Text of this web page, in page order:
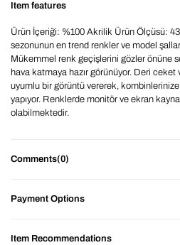
Item features
Ürün İçeriği: %100 Akrilik Ürün Ölçüsü:
sezonunun en trend renkler ve model şalları
Mükemmel renk geçişlerini gözler önüne
hava katmaya hazır görünüyor. Deri
uyumlu bir görüntü vererek,
yapıyor. Renklerde monitör ve ekran
olabilmektedir.
Comments(0)
Payment Options
Item Recommendations